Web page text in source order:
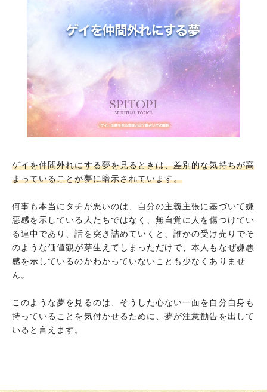
ゲイを仲間外れにする夢を見るときは、差別的な気持ちが高
まっていることが夢に暗示されています。
何事も本当にタチが悪いのは、自分の主義主張に基づいて嫌
悪感を示している人たちではなく、無自覚に人を傷つけてい
る連中であり、話を突き詰めていくと、誰かの受け売りでそ
のような価値観が芽生えてしまっただけで、本人もなぜ嫌悪
感を示しているのかわかっていないことも少なくありませ
ん。
このような夢を見るのは、そうした心ない一面を自分自身も
持っていることを気付かせるために、夢が注意勧告を出して
いると言えます。